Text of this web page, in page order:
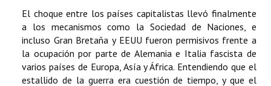
El choque entre los países capitalistas llevó finalmente
a los mecanismos como la Sociedad de Naciones, e
incluso Gran Bretaña y EEUU fueron permisivos frente a
la ocupación por parte de Alemania e Italia fascista de
varios países de Europa, Asía y África. Entendiendo que el
estallido de la guerra era cuestión de tiempo, y que el